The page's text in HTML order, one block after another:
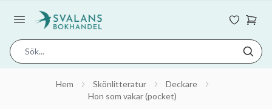
Hem Skönlitteratur
Deckare
Hon som vakar (pocket)